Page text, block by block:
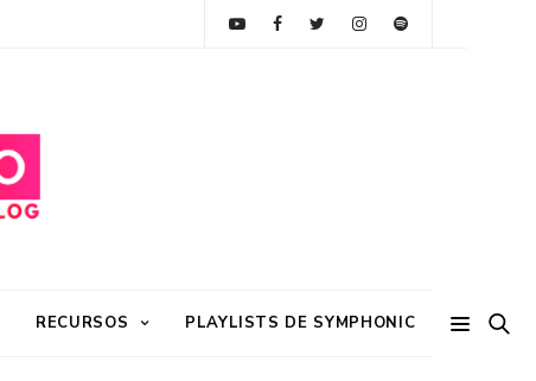
RECURSOS PLAYLISTS DE SYMPHONIC